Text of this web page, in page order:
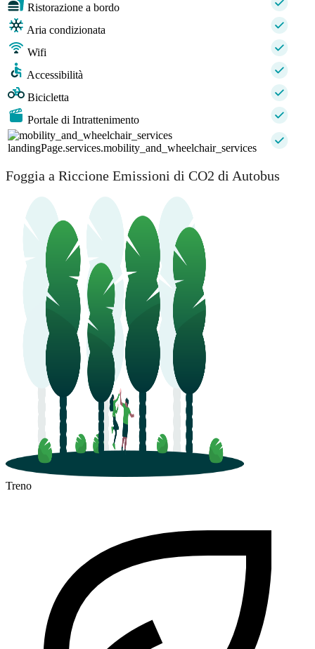
Ristorazione a bordo
Aria condizionata
Wifi
Accessibilità
Bicicletta
Portale di Intrattenimento
landingPage.services.mobility_and_wheelchair_services
Foggia a Riccione Emissioni di CO2 di Autobus
Treno